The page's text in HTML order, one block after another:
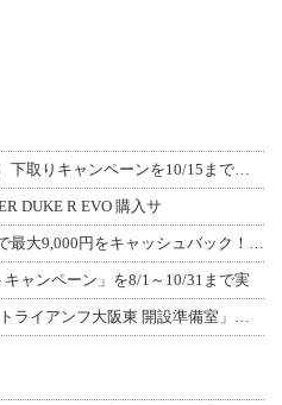
新型「RESO」インカム発売記念！ 下取りキャンペーンを10/15まで延長して開
DUKE R EVO 購入サ
B+COM 最新モデル購入・下取りで最大9,000円をキャッシュバック！「B+F
キャンペーン」を8/1～10/31まで実
【トライアンフ】関西最大規模「トライアンフ大阪東 開設準備室」がオープン！ 限定